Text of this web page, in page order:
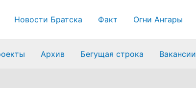
Новости Братска Факт Огни Ангары
Архив Бегущая строка Вакансии